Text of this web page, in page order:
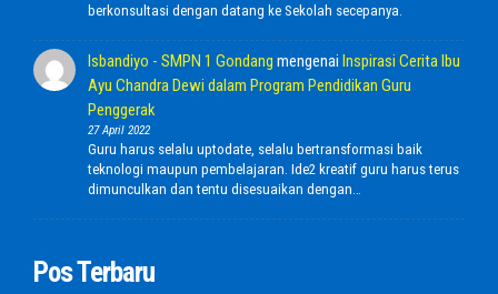
berkonsultasi dengan datang ke Sekolah secepanya.
Isbandiyo - SMPN 1 Gondang mengenai Inspirasi Cerita Ibu
Ayu Chandra Dewi dalam Program Pendidikan Guru
Penggerak
27 April 2022
Guru harus selalu uptodate, selalu bertransformasi baik
teknologi maupun pembelajaran. Ide2 kreatif guru harus terus
dimunculkan dan tentu disesuaikan dengan…
Pos Terbaru